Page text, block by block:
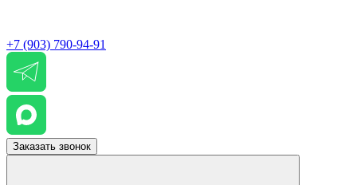
+7 (903) 790-94-91
Заказать звонок